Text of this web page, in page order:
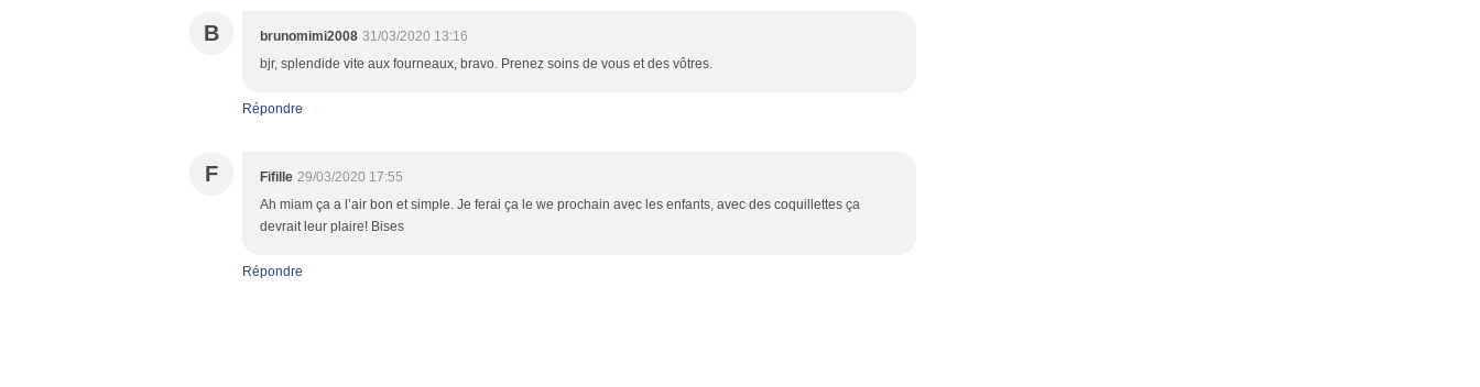
B brunomimi2008 31/03/2020 13:16
bjr, splendide vite aux fourneaux, bravo. Prenez soins de vous et des vôtres.
Répondre
F Fifille 29/03/2020 17:55
Ah miam ça a l’air bon et simple. Je ferai ça le we prochain avec les enfants, avec des coquillettes ça
devrait leur plaire! Bises
Répondre